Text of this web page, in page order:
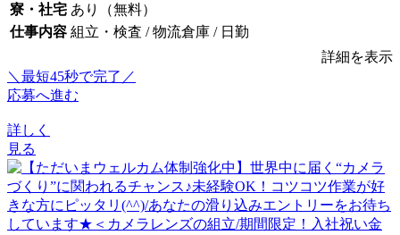
寮・社宅 あり（無料）
仕事内容 組立・検査 / 物流倉庫 / 日勤
詳細を表示
＼最短45秒で完了／
応募へ進む
詳しく
見る